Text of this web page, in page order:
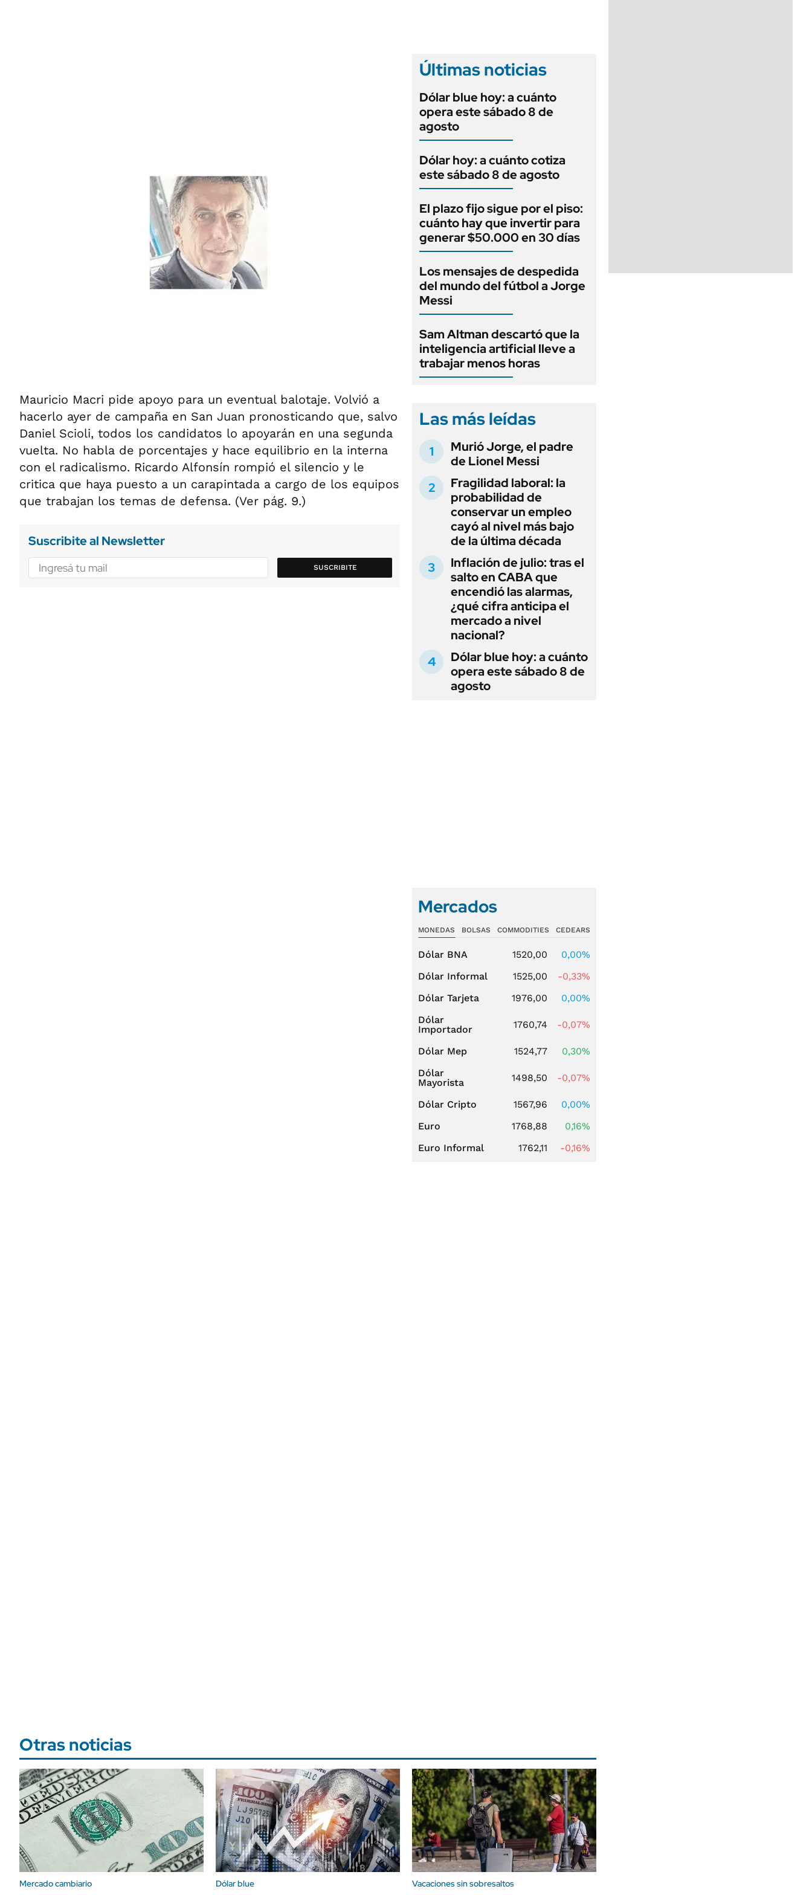
Mauricio Macri pide apoyo para un eventual balotaje. Volvió a
hacerlo ayer de campaña en San Juan pronosticando que, salvo
Daniel Scioli, todos los candidatos lo apoyarán en una segunda
vuelta. No habla de porcentajes y hace equilibrio en la interna
con el radicalismo. Ricardo Alfonsín rompió el silencio y le
critica que haya puesto a un carapintada a cargo de los equipos
que trabajan los temas de defensa. (Ver pág. 9.)
Suscribite al Newsletter
SUSCRIBITE
Últimas noticias
Dólar blue hoy: a cuánto
opera este sábado 8 de
agosto
Dólar hoy: a cuánto cotiza
este sábado 8 de agosto
El plazo fijo sigue por el piso:
cuánto hay que invertir para
generar $50.000 en 30 días
Los mensajes de despedida
del mundo del fútbol a Jorge
Messi
Sam Altman descartó que la
inteligencia artificial lleve a
trabajar menos horas
Las más leídas
Murió Jorge, el padre
de Lionel Messi
Fragilidad laboral: la
probabilidad de
conservar un empleo
cayó al nivel más bajo
de la última década
Inflación de julio: tras el
salto en CABA que
encendió las alarmas,
¿qué cifra anticipa el
mercado a nivel
nacional?
Dólar blue hoy: a cuánto
opera este sábado 8 de
agosto
Mercados
MONEDAS BOLSAS COMMODITIES CEDEARS
Dólar BNA 1520,00
0,00%
Dólar Informal
1525,00
-0,33%
Dólar Tarjeta
1976,00
0,00%
Dólar
Importador
1760,74 -0,07%
Dólar Mep 1524,77
0,30%
Dólar
Mayorista
1498,50 -0,07%
Dólar Cripto 1567,96
0,00%
Euro
1768,88
0,16%
Euro Informal
1762,11 -0,16%
Otras noticias
Mercado cambiario Dólar blue Vacaciones sin sobresaltos